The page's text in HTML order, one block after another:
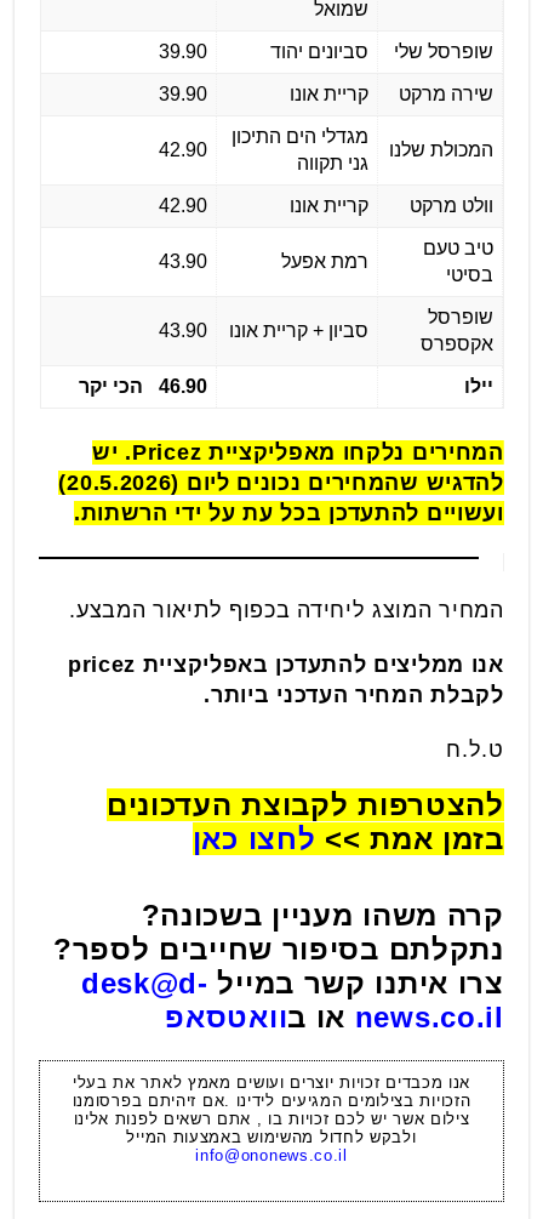
שמואל
שופרסל שלי סביונים יהוד 39.90
שירה מרקט קריית אונו 39.90
המכולת שלנו
מגדלי הים התיכון
גני תקווה
42.90
וולט מרקט קריית אונו 42.90
טיב טעם
בסיטי
רמת אפעל 43.90
שופרסל
אקספרס
סביון + קריית אונו 43.90
יילו 46.90 הכי יקר
המחירים נלקחו מאפליקציית Pricez. יש
להדגיש שהמחירים נכונים ליום (20.5.2026)
ועשויים להתעדכן בכל עת על ידי הרשתות.
המחיר המוצג ליחידה בכפוף לתיאור המבצע.
אנו ממליצים להתעדכן באפליקציית pricez
לקבלת המחיר העדכני ביותר.
ט.ל.ח
להצטרפות לקבוצת העדכונים
בזמן אמת >> לחצו כאן
קרה משהו מעניין בשכונה?
נתקלתם בסיפור שחייבים לספר?
צרו איתנו קשר במייל desk@d-
news.co.il או בוואטסאפ
אנו מכבדים זכויות יוצרים ועושים מאמץ לאתר את בעלי
הזכויות בצילומים המגיעים לידינו .אם זיהיתם בפרסומנו
צילום אשר יש לכם זכויות בו , אתם רשאים לפנות אלינו
ולבקש לחדול מהשימוש באמצעות המייל
info@ononews.co.il